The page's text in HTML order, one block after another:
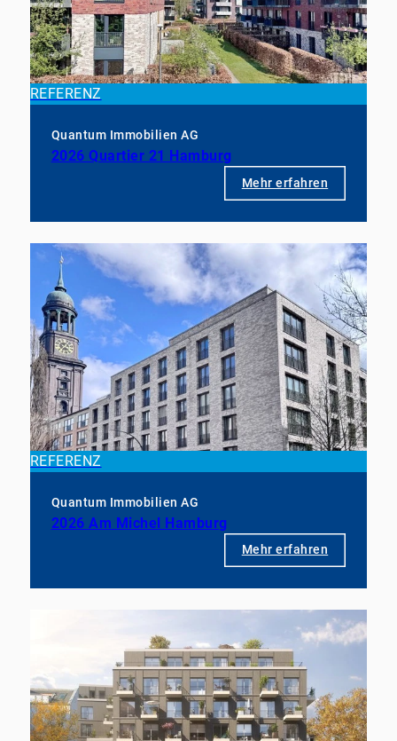
REFERENZ
Quantum Immobilien AG
2026 Quartier 21 Hamburg
Mehr erfahren
REFERENZ
Quantum Immobilien AG
2026 Am Michel Hamburg
Mehr erfahren